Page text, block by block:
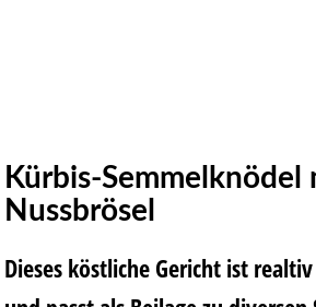
Kürbis-Semmelknödel
Nussbrösel
Dieses köstliche Gericht ist